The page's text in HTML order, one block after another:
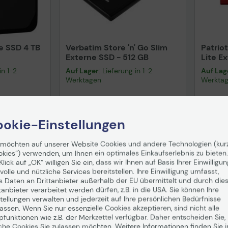
SSD 4 TB
1-2
ab5,99 €
Verbatim Store 'n' Go Slim
Externe SSD - 512 GB
Auf Lager: Lieferung in 1-2
Werktagen
inkl. MwSt. zzgl.Versand
In den Warenkorb
Lite
Auf
Einstellungen
auf unserer Website Cookies und andere Technologien
verwenden, um Ihnen ein optimales Einkaufserlebnis zu bieten.
auf „OK“ willigen Sie ein, dass wir Ihnen auf Basis Ihrer
und nützliche Services bereitstellen. Ihre Einwilligung umfasst,
Daten an Drittanbieter außerhalb der EU übermittelt und durch
verarbeitet werden dürfen, z.B. in die USA. Sie können Ihre
verwalten und jederzeit auf Ihre persönlichen Bedürfnisse
Wenn Sie nur essenzielle Cookies akzeptieren, sind nicht alle
wie z.B. der Merkzettel verfügbar. Daher entscheiden Sie,